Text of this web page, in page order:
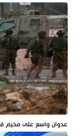
عدوان واسع على مخيم